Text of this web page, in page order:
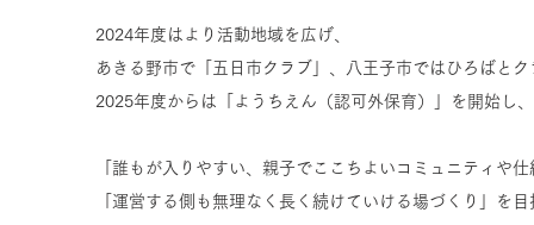
2024年度はより活動地域を広げ、
あきる野市で「
五日市クラブ」 八王子市では ひろばと
2025年度からは「ようちえん（認可外保育）」を開始し
「誰もが入りやすい、親子でここちよいコミュニティや
「運営する側も無理なく長く続けていける場づくり」
を目